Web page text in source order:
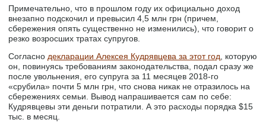
Примечательно, что в прошлом году их официально доход
внезапно подскочил и превысил 4,5 млн грн (причем,
сбережения опять существенно не изменились), что говорит о
резко возросших тратах супругов.
Согласно декларации Алексея Кудрявцева за этот год , которую
он, повинуясь требованиям законодательства, подал сразу же
после увольнения, его супруга за 11 месяцев 2018-го
«срубила» почти 5 млн грн, что снова никак не отразилось на
сбережениях семьи. Вывод напрашивается сам по себе:
Кудрявцевы эти деньги потратили. А это расходы порядка $15
тыс. в месяц.